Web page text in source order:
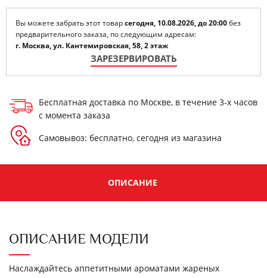
Вы можете забрать этот товарсегодня, 10.08.2026, до 20:00без
предварительного заказа, по следующим адресам:
г. Москва, ул. Кантемировская, 58, 2 этаж
ЗАРЕЗЕРВИРОВАТЬ
Бесплатная доставка по Москве, в течение 3-х часов
с момента заказа
Самовывоз: бесплатно, сегодня из магазина
ОПИСАНИЕ
ОПИСАНИЕ МОДЕЛИ
Наслаждайтесь аппетитными ароматами жареных